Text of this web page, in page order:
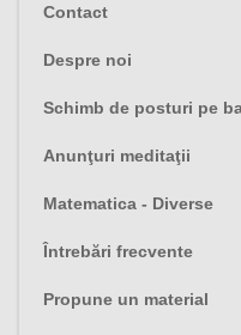
Contact
Despre noi
Schimb de posturi pe
Anunţuri meditaţii
Matematica - Diverse
Întrebări frecvente
Propune un material